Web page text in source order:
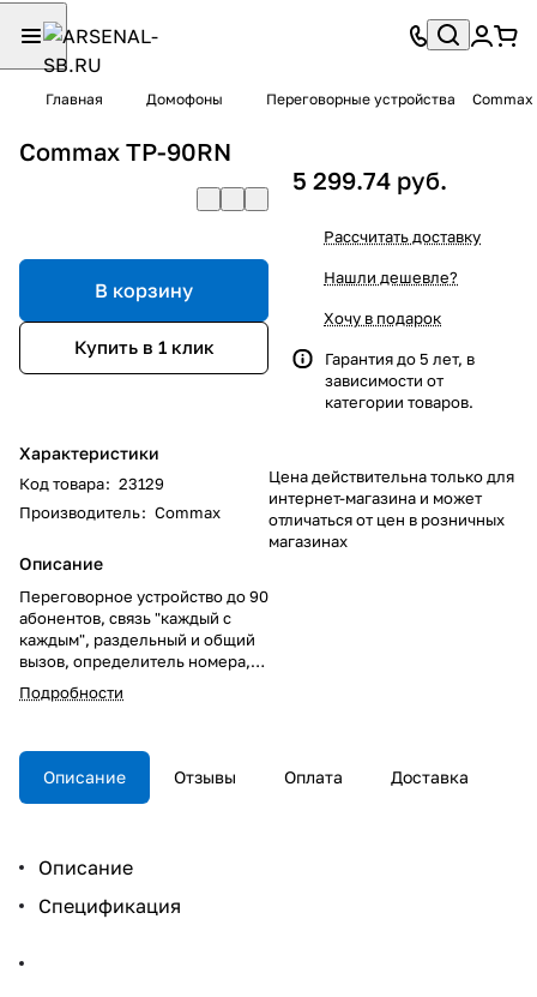
Главная Домофоны Переговорные устройства Commax
Commax TP-90RN
В корзину
Купить в 1 клик
Характеристики
Код товара: 23129
Производитель: Commax
Описание
Переговорное устройство до 90
абонентов, связь "каждый с
каждым", раздельный и общий
вызов, определитель номера,
длина линии до 1км, 24В,
конфиденциальная связь,
Подробности
5 299.74 руб.
Рассчитать доставку
Нашли дешевле?
Хочу в подарок
Гарантия до 5 лет, в
зависимости от
категории товаров.
Цена действительна только для
интернет-магазина и может
отличаться от цен в розничных
магазинах
Описание Отзывы Оплата Доставка
Описание
Спецификация